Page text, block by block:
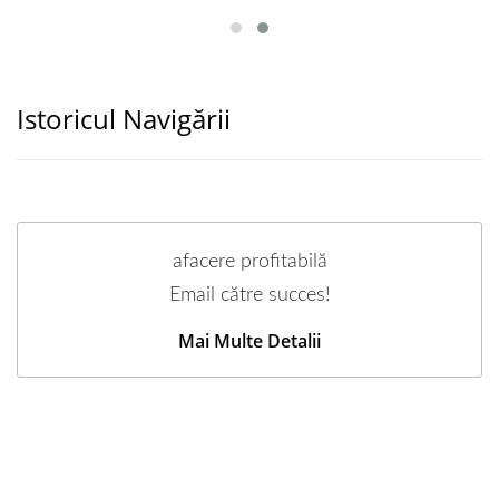
Istoricul Navigării
afacere profitabilă
Email către succes!
Mai Multe Detalii